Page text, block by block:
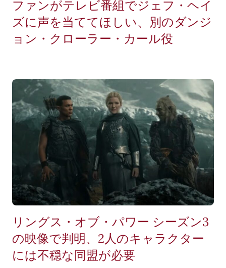
ファンがテレビ番組でジェフ・ヘイ
ズに声を当ててほしい、別のダンジ
ョン・クローラー・カール役
リングス・オブ・パワー シーズン3
の映像で判明、2人のキャラクター
には不穏な同盟が必要